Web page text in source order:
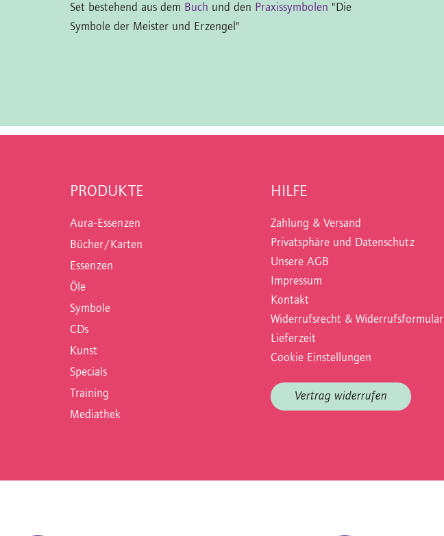
Set bestehend aus dem Buch und den Praxissymbolen "Die
Symbole der Meister und Erzengel"
PRODUKTE
Aura-Essenzen
Bücher/Karten
Essenzen
Öle
Symbole
CDs
Kunst
Specials
Training
Mediathek
HILFE
Zahlung & Versand
Privatsphäre und Datenschutz
Unsere AGB
Impressum
Kontakt
Widerrufsrecht & Widerrufsformular
Lieferzeit
Cookie Einstellungen
Vertrag widerrufen